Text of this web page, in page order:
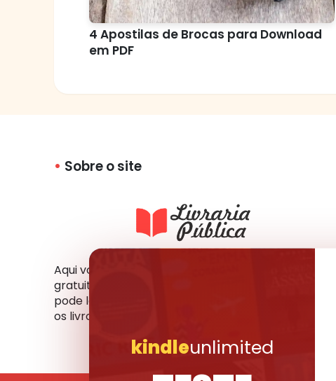
4 Apostilas de Brocas para Download
em PDF
Sobre o site
Aqui você tem acesso a milhares de livros
gratuitos em vários formatos e idiomas. Você
pode ler online, fazer o download ou compartilhar
os livros que mais gosta com seus amigos.
kindleunlimited